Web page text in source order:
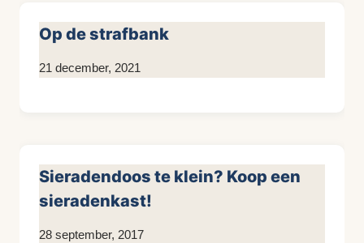
Op de strafbank
Door
21 december, 2021
Sieradendoos te klein? Koop een
sieradenkast!
Door
28 september, 2017